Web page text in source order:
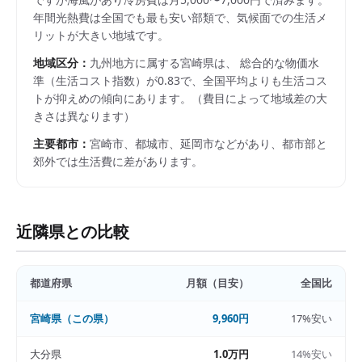
年間光熱費は全国でも最も安い部類で、気候面での生活メ
リットが大きい地域です。
地域区分： 九州地方に属する宮崎県は、 総合的な物価水
準（生活コスト指数）が0.83で、 全国平均よりも生活コス
トが抑えめの傾向にあります。
（費目によって地域差の大
きさは異なります）
主要都市： 宮崎市、都城市、延岡市などがあり、都市部と
郊外では生活費に差があります。
近隣県との比較
都道府県 月額（目安） 全国比
宮崎県（この県） 9,960円 17%安い
大分県 1.0万円 14%安い